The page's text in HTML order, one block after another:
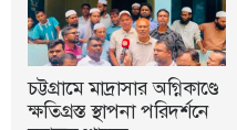
চট্টগ্রামে মাদ্রাসার অগ্নিকাণ্ডে
ক্ষতিগ্রস্ত স্থাপনা পরিদর্শনে